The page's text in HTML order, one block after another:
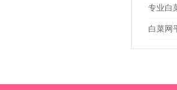
专业白
白菜网